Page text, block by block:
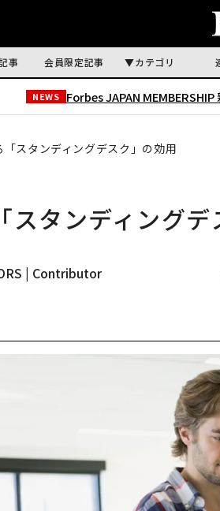
事 会員限定記事 カテゴリ
NEWS Forbes JAPAN MEMBERSHIP
スタンディングデスク」の効用
スタンディングデ
| Contributor